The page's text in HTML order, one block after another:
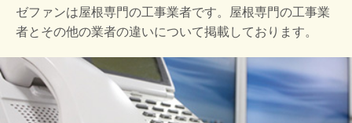
ゼファンは屋根専門の工事業者です。屋根専門の工事業
者とその他の業者の違いについて掲載しております。